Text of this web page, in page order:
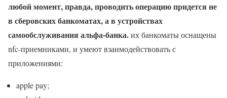
любой момент, правда, проводить операцию придется не
в сберовских банкоматах, а в устройствах
самообслуживания альфа-банка.их банкоматы оснащены
nfc-приемниками, и умеют взаимодействовать с
приложениями:
apple pay;